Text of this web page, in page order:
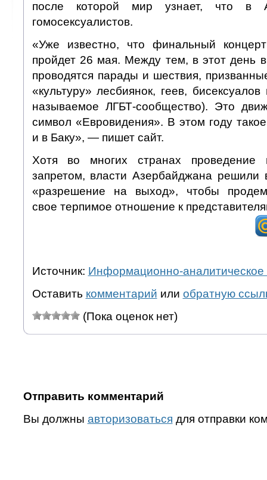
после которой мир узнает, что в
гомосексуалистов.
«Уже известно, что финальный
пройдет 26 мая. Между тем, в этот день
проводятся парады и шествия,
«культуру» лесбиянок, геев,
называемое ЛГБТ-сообщество). Это
символ «Евровидения». В этом году
и в Баку», — пишет сайт.
Хотя во многих странах проведение
запретом, власти Азербайджана решили
«разрешение на выход», чтобы
свое терпимое отношение к
Источник: Информационно-аналитическое
Оставить комментарий или обратную
(Пока оценок нет)
Отправить комментарий
Вы должны авторизоваться для отправки